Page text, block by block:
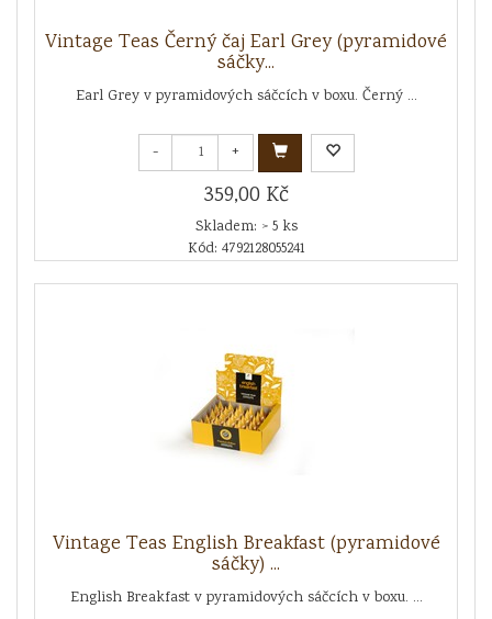
Vintage Teas Černý čaj Earl Grey (pyramidové
sáčky...
Earl Grey v pyramidových sáčcích v boxu. Černý ...
- +
359,00 Kč
Skladem: > 5 ks
Kód: 4792128055241
Vintage Teas English Breakfast (pyramidové
sáčky) ...
English Breakfast v pyramidových sáčcích v boxu. ...